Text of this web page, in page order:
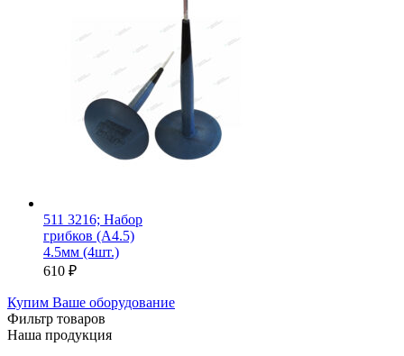
511 3216; Набор
грибков (A4.5)
4.5мм (4шт.)
610 ₽
Купим Ваше оборудование
Фильтр товаров
Наша продукция